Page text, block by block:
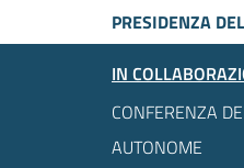
PRESIDENZA
IN
CONFERENZA
AUTONOME